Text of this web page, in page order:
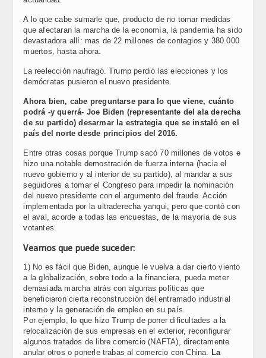
A lo que cabe sumarle que, producto de no tomar medidas
que afectaran la marcha de la economía, la pandemia ha sido
devastadora allí: mas de 22 millones de contagios y 380.000
muertos, hasta ahora.
La reelección naufragó. Trump perdió las elecciones y los
demócratas pusieron el nuevo presidente.
Ahora bien, cabe preguntarse para lo que viene, cuánto
podrá -y querrá- Joe Biden (representante del ala derecha
de su partido) desarmar la estrategia que se instaló en el
país del norte desde principios del 2016.
Entre otras cosas porque Trump sacó 70 millones de votos e
hizo una notable demostración de fuerza interna (hacia el
nuevo gobierno y al interior de su partido), al mandar a sus
seguidores a tomar el Congreso para impedir la nominación
del nuevo presidente con el argumento del fraude. Acción
implementada por la ultraderecha yanqui, pero que contó con
el aval, acorde a todas las encuestas, de la mayoría de sus
votantes.
Veamos que puede suceder:
1) No es fácil que Biden, aunque le vuelva a dar cierto viento
a la globalización, sobre todo a la financiera, pueda meter
demasiada marcha atrás con algunas políticas que
beneficiaron cierta reconstrucción del entramado industrial
interno y la generación de empleo en su país.
Por ejemplo, lo que hizo Trump de poner dificultades a la
relocalización de sus empresas en el exterior, reconfigurar
algunos tratados de libre comercio (NAFTA), directamente
anular otros o ponerle trabas al comercio con China. La